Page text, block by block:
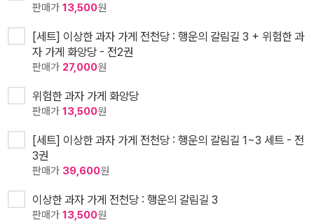
판매가 13,500원
[세트] 이상한 과자 가게 전천당 : 행운의 갈림길 3 + 위험한 과
자 가게 화앙당 - 전2권
판매가 27,000원
위험한 과자 가게 화앙당
판매가 13,500원
[세트] 이상한 과자 가게 전천당 : 행운의 갈림길 1~3 세트 - 전
3권
판매가 39,600원
이상한 과자 가게 전천당 : 행운의 갈림길 3
판매가 13,500원